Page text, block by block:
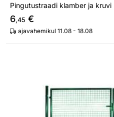
Pingutustraadi klamber ja kruvi
6,45 €
ajavahemikul 11.08 - 18.08